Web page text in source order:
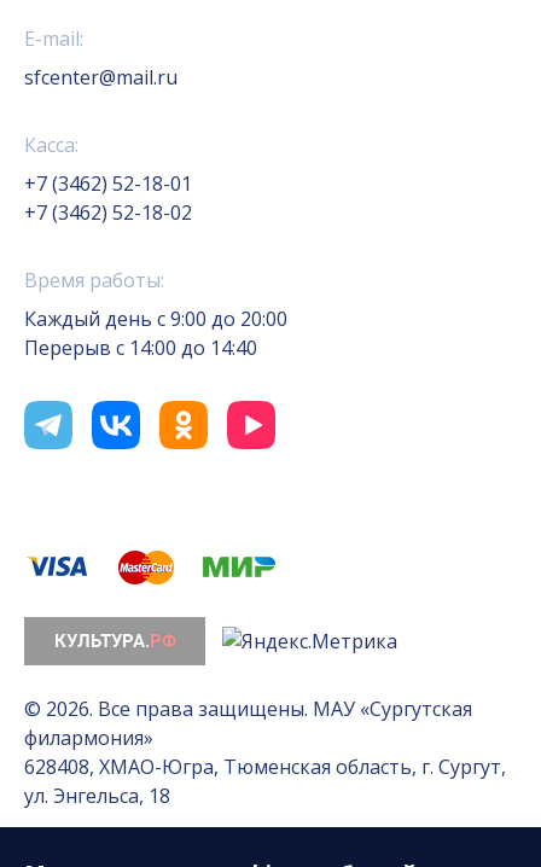
E-mail:
sfcenter@mail.ru
Касса:
+7 (3462) 52-18-01
+7 (3462) 52-18-02
Время работы:
Каждый день с 9:00 до 20:00
Перерыв с 14:00 до 14:40
© 2026. Все права защищены. МАУ «Сургутская
филармония»
628408, ХМАО-Югра, Тюменская область, г. Сургут,
ул. Энгельса, 18